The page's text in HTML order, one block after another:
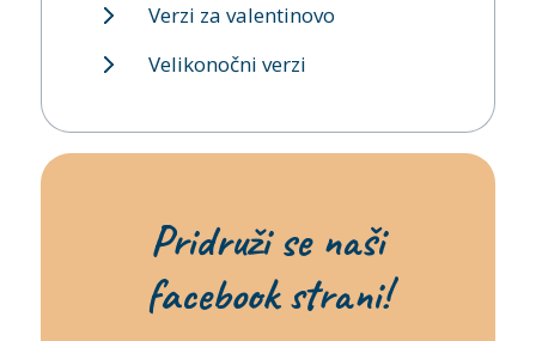
Verzi za valentinovo
Velikonočni verzi
Pridruži se naši
facebook strani!